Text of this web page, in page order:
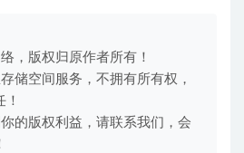
，版权归原作者所有！
储空间服务，不拥有所有权，
的版权利益，请联系我们，会